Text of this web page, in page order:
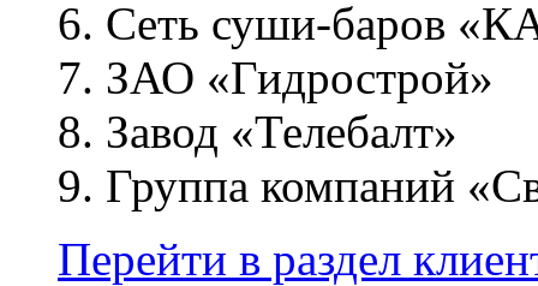
6. Сеть суши-баров
7. ЗАО «Гидрострой»
8. Завод «Телебалт»
9. Группа компаний
Перейти в раздел